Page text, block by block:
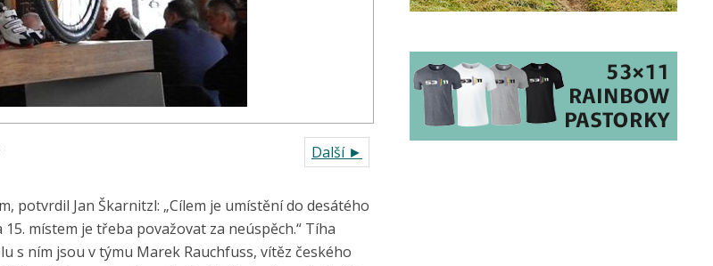
Další ►
potvrdil Jan Škarnitzl: „Cílem je umístění do desátého
místem je třeba považovat za neúspěch.“ Tíha
s ním jsou v týmu Marek Rauchfuss, vítěz českého